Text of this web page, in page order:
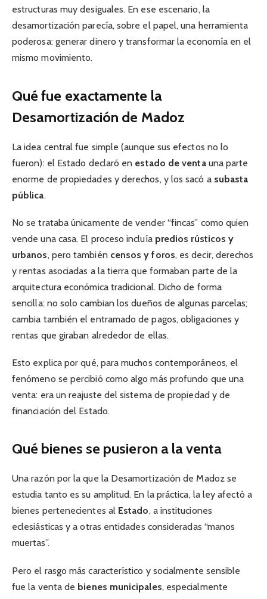
estructuras muy desiguales. En ese escenario, la
desamortización parecía, sobre el papel, una herramienta
poderosa: generar dinero y transformar la economía en el
mismo movimiento.
Qué fue exactamente la
Desamortización de Madoz
La idea central fue simple (aunque sus efectos no lo
fueron): el Estado declaró en estado de ventauna parte
enorme de propiedades y derechos, y los sacó a subasta
pública.
No se trataba únicamente de vender “fincas” como quien
vende una casa. El proceso incluía predios rústicos y
urbanos, pero también censos y foros, es decir, derechos
y rentas asociadas a la tierra que formaban parte de la
arquitectura económica tradicional. Dicho de forma
sencilla: no solo cambian los dueños de algunas parcelas;
cambia también el entramado de pagos, obligaciones y
rentas que giraban alrededor de ellas.
Esto explica por qué, para muchos contemporáneos, el
fenómeno se percibió como algo más profundo que una
venta: era un reajuste del sistema de propiedad y de
financiación del Estado.
Qué bienes se pusieron a la venta
Una razón por la que la Desamortización de Madoz se
estudia tanto es su amplitud. En la práctica, la ley afectó a
bienes pertenecientes al Estado, a instituciones
eclesiásticas y a otras entidades consideradas “manos
muertas”.
Pero el rasgo más característico y socialmente sensible
fue la venta de bienes municipales, especialmente